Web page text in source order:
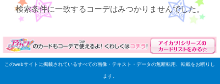
検索条件に一致するコーデはみつかりませんでした。
このwebサイトに掲載されているすべての画像・テキスト・データの無断転用、転載をお断りし
ます。